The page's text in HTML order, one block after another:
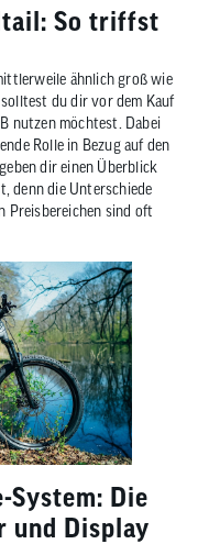
So triffst
ähnlich groß wie
du dir vor dem Kauf
nutzen möchtest. Dabei
Rolle in Bezug auf den
dir einen Überblick
denn die Unterschiede
Preisbereichen sind oft
System: Die
und Display